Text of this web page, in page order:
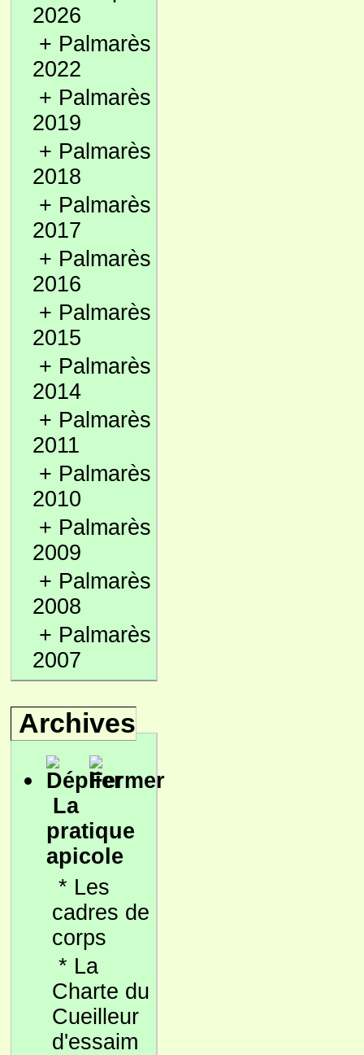
2026
+ Palmarès
2022
+ Palmarès
2019
+ Palmarès
2018
+ Palmarès
2017
+ Palmarès
2016
+ Palmarès
2015
+ Palmarès
2014
+ Palmarès
2011
+ Palmarès
2010
+ Palmarès
2009
+ Palmarès
2008
+ Palmarès
2007
Archives
La
pratique
apicole
* Les
cadres de
corps
* La
Charte du
Cueilleur
d'essaim